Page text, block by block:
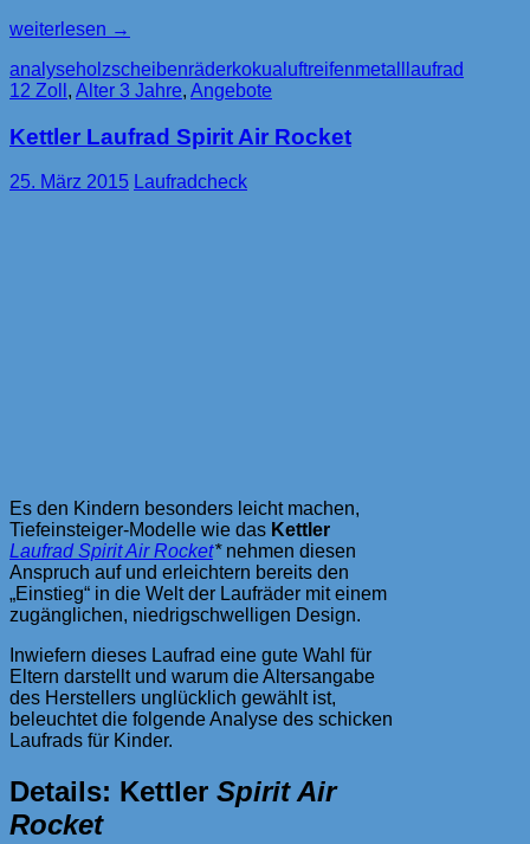
Holzlaufrad
Mini
ab
Monaten
weiterlesen →
analyseholzscheibenräderkokua luftreifenmetalllaufrad
12 Zoll , Alter 3 Jahre, Angebote
Kettler Laufrad Spirit Air Rocket
25. März 2015 Laufradcheck
Es den Kindern besonders leicht machen,
Tiefeinsteiger-Modelle wie das Kettler
Laufrad Spirit Air Rocket* nehmen diesen
Anspruch auf und erleichtern bereits den
„Einstieg“ in die Welt der Laufräder mit einem
zugänglichen, niedrigschwelligen Design.
Inwiefern dieses Laufrad eine gute Wahl für
Eltern darstellt und warum die Altersangabe
des Herstellers unglücklich gewählt ist,
beleuchtet die folgende Analyse des schicken
Laufrads für Kinder.
Details: Kettler Spirit Air
Rocket